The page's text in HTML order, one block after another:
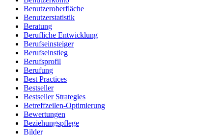
Benutzeroberfläche
Benutzerstatistik
Beratung
Berufliche Entwicklung
Berufseinsteiger
Berufseinstieg
Berufsprofil
Berufung
Best Practices
Bestseller
Bestseller Strategies
Betreffzeilen-Optimierung
Bewertungen
Beziehungspflege
Bilder